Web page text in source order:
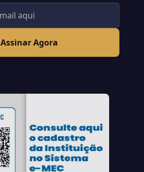
Assinar Agora